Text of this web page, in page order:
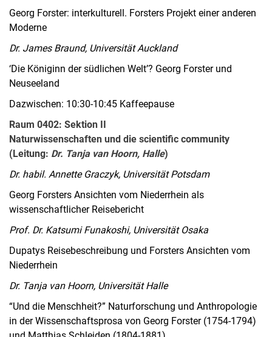
Georg Forster: interkulturell. Forsters Projekt einer anderen
Moderne
Dr. James Braund, Universität Auckland
‘Die Königinn der südlichen Welt’? Georg Forster und
Neuseeland
Dazwischen: 10:30-10:45 Kaffeepause
Raum 0402: Sektion II
Naturwissenschaften und die scientific community
(Leitung: Dr. Tanja van Hoorn, Halle)
Dr. habil. Annette Graczyk, Universität Potsdam
Georg Forsters Ansichten vom Niederrhein als
wissenschaftlicher Reisebericht
Prof. Dr. Katsumi Funakoshi, Universität Osaka
Dupatys Reisebeschreibung und Forsters Ansichten vom
Niederrhein
Dr. Tanja van Hoorn, Universität Halle
“Und die Menschheit?” Naturforschung und Anthropologie
in der Wissenschaftsprosa von Georg Forster (1754-1794)